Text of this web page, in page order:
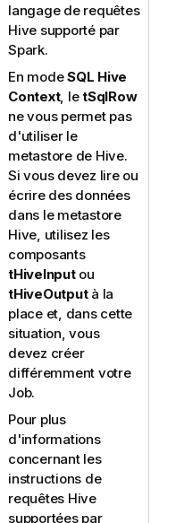
langage de requêtes
Hive supporté par
Spark.
En modeSQL Hive
Context, letSqlRow
ne vous permet pas
d'utiliser le
metastore de Hive.
Si vous devez lire ou
écrire des données
dans le metastore
Hive, utilisez les
composants
tHiveInputou
tHiveOutputà la
place et, dans cette
situation, vous
devez créer
différemment votre
Job.
Pour plus
d'informations
concernant les
instructions de
requêtes Hive
supportées par